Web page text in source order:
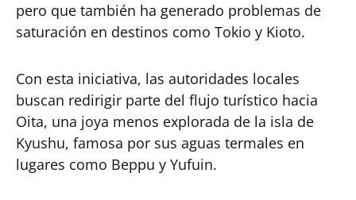
pero que también ha generado problemas de
saturación en destinos como Tokio y Kioto.
Con esta iniciativa, las autoridades locales
buscan redirigir parte del flujo turístico hacia
Oita, una joya menos explorada de la isla de
Kyushu, famosa por sus aguas termales en
lugares como Beppu y Yufuin.